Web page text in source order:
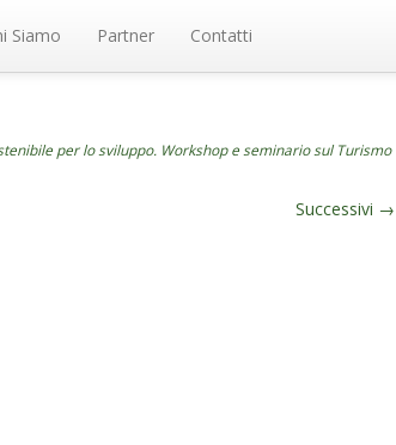
Siamo Partner Contatti
per lo sviluppo. Workshop e seminario sul Turismo
Successivi →